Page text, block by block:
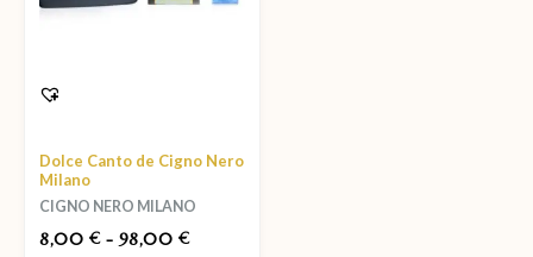
Dolce Canto de Cigno Nero
Milano
CIGNO NERO MILANO
8,00 € - 98,00 €